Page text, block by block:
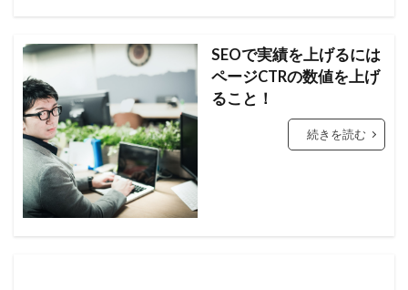
SEOで実績を上げるには
ページCTRの数値を上げ
ること！
続きを読む